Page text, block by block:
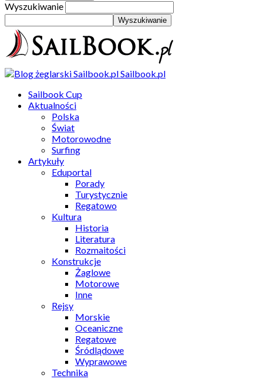
Wyszukiwanie
Sailbook.pl
Sailbook Cup
Aktualności
Polska
Świat
Motorowodne
Surfing
Artykuły
Eduportal
Porady
Turystycznie
Regatowo
Kultura
Historia
Literatura
Rozmaitości
Konstrukcje
Żaglowe
Motorowe
Inne
Rejsy
Morskie
Oceaniczne
Regatowe
Śródlądowe
Wyprawowe
Technika